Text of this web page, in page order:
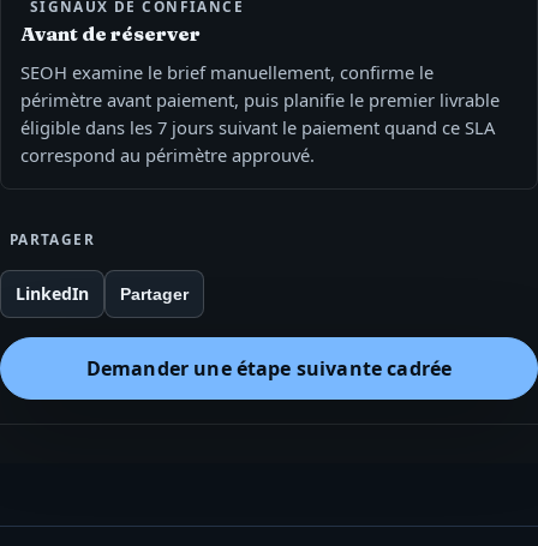
SIGNAUX DE CONFIANCE
Avant de réserver
SEOH examine le brief manuellement, confirme le
périmètre avant paiement, puis planifie le premier livrable
éligible dans les 7 jours suivant le paiement quand ce SLA
correspond au périmètre approuvé.
PARTAGER
LinkedIn Partager
Demander une étape suivante cadrée